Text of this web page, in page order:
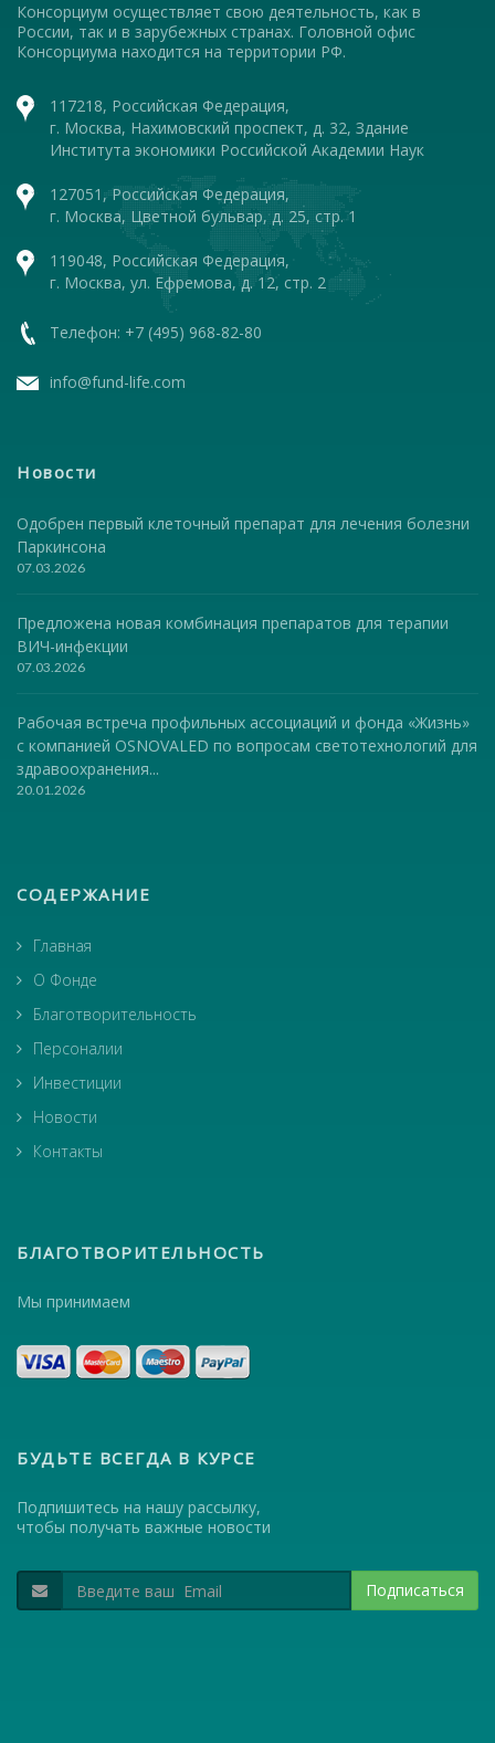
Консорциум осуществляет свою деятельность, как в
России, так и в зарубежных странах. Головной офис
Консорциума находится на территории РФ.
117218, Российская Федерация,
г. Москва, Нахимовский проспект, д. 32, Здание
Института экономики Российской Академии Наук
127051, Российская Федерация,
г. Москва, Цветной бульвар, д. 25, стр. 1
119048, Российская Федерация,
г. Москва, ул. Ефремова, д. 12, стр. 2
Телефон: +7 (495) 968-82-80
info@fund-life.com
Новости
Одобрен первый клеточный препарат для лечения болезни
Паркинсона
07.03.2026
Предложена новая комбинация препаратов для терапии
ВИЧ-инфекции
07.03.2026
Рабочая встреча профильных ассоциаций и фонда «Жизнь»
с компанией OSNOVALED по вопросам светотехнологий для
здравоохранения...
20.01.2026
СОДЕРЖАНИЕ
Главная
О Фонде
Благотворительность
Персоналии
Инвестиции
Новости
Контакты
БЛАГОТВОРИТЕЛЬНОСТЬ
Мы принимаем
БУДЬТЕ ВСЕГДА В КУРСЕ
Подпишитесь на нашу рассылку,
чтобы получать важные новости
Подписаться